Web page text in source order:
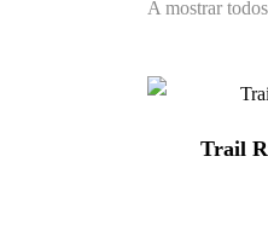
A mostrar
Trail